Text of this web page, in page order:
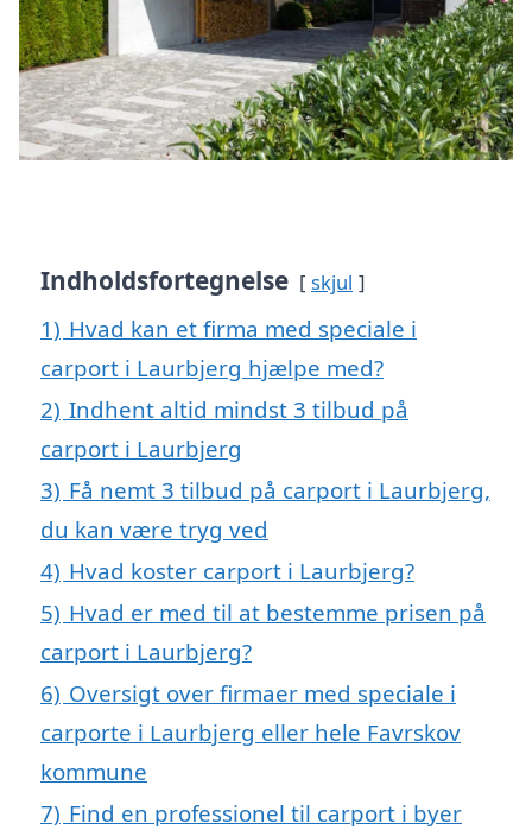
Indholdsfortegnelse skjul
1) Hvad kan et firma med speciale i
carport i Laurbjerg hjælpe med?
2) Indhent altid mindst 3 tilbud på
carport i Laurbjerg
3) Få nemt 3 tilbud på carport i Laurbjerg,
du kan være tryg ved
4) Hvad koster carport i Laurbjerg?
5) Hvad er med til at bestemme prisen på
carport i Laurbjerg?
6) Oversigt over firmaer med speciale i
carporte i Laurbjerg eller hele Favrskov
kommune
7) Find en professionel til carport i byer